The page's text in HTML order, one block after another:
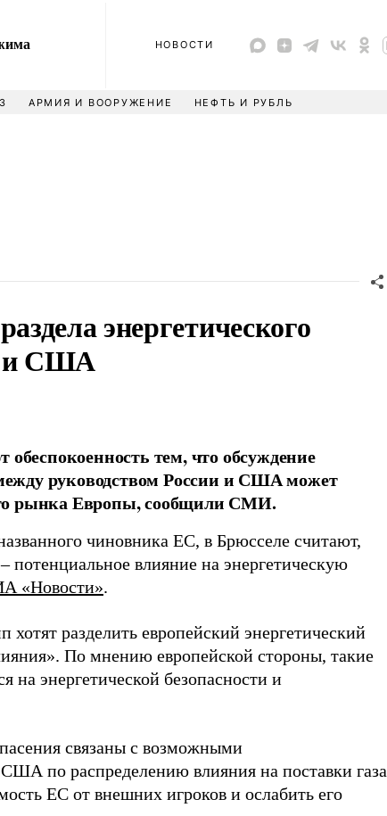
НОВОСТИ
АРМИЯ И ВООРУЖЕНИЕ НЕФТЬ И РУБЛЬ
энергетического
и США
тем, что обсуждение
руководством России и США может
рынка Европы, сообщили СМИ.
чиновника ЕС, в Брюсселе считают,
потенциальное влияние на энергетическую
«Новости».
разделить европейский энергетический
По мнению европейской стороны, такие
на энергетической безопасности и
связаны с возможными
по распределению влияния на поставки газа
ЕС от внешних игроков и ослабить его